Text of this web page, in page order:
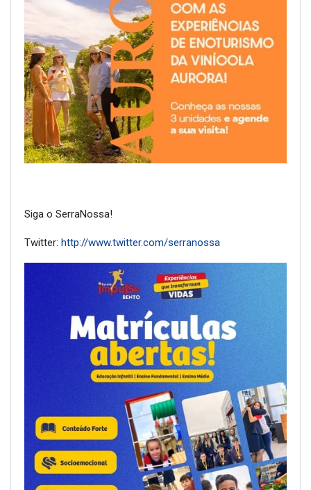
Siga o SerraNossa!
Twitter: http://www.twitter.com/serranossa